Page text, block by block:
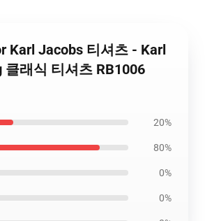
Karl Jacobs 티셔츠 - Karl
클래식 티셔츠 RB1006
20%
80%
0%
0%